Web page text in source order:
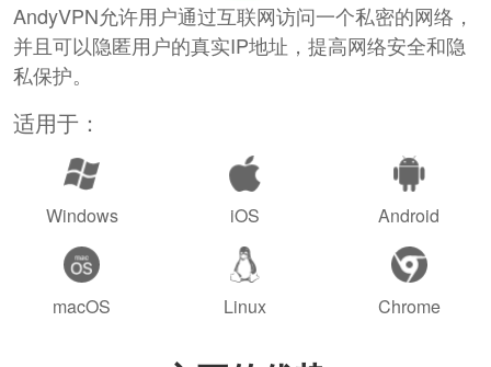
AndyVPN允许用户通过互联网访问一个私密的网络，
并且可以隐匿用户的真实IP地址，提高网络安全和隐
私保护。
适用于：
Windows iOS Android
macOS Linux Chrome